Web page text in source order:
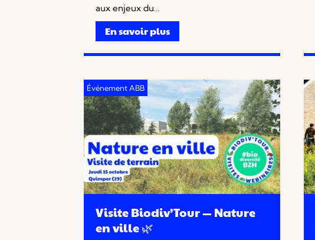
aux enjeux du…
En savoir plus
Visite Biodiv’Tour — Nature
en ville 🌿